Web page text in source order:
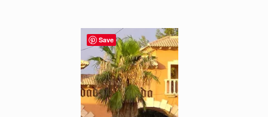
Save